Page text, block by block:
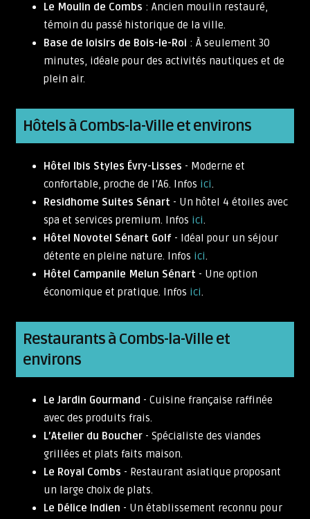
Le Moulin de Combs : Ancien moulin restauré,
témoin du passé historique de la ville.
Base de loisirs de Bois-le-Roi : À seulement 30
minutes, idéale pour des activités nautiques et de
plein air.
Hôtels à Combs-la-Ville et environs
Hôtel Ibis Styles Évry-Lisses - Moderne et
confortable, proche de l’A6. Infos ici.
Residhome Suites Sénart - Un hôtel 4 étoiles avec
spa et services premium. Infos ici.
Hôtel Novotel Sénart Golf - Idéal pour un séjour
détente en pleine nature. Infos ici.
Hôtel Campanile Melun Sénart - Une option
économique et pratique. Infos ici.
Restaurants à Combs-la-Ville et
environs
Le Jardin Gourmand - Cuisine française raffinée
avec des produits frais.
L’Atelier du Boucher - Spécialiste des viandes
grillées et plats faits maison.
Le Royal Combs - Restaurant asiatique proposant
un large choix de plats.
Le Délice Indien - Un établissement reconnu pour